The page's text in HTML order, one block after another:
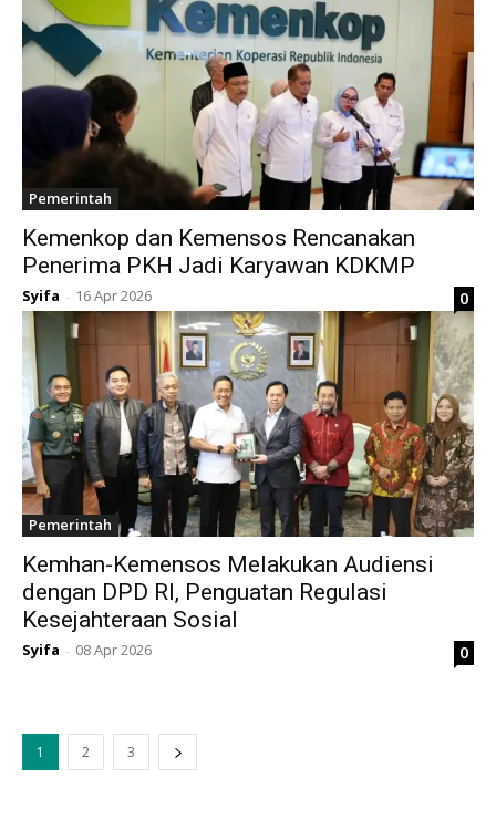
Pemerintah
Kemenkop dan Kemensos Rencanakan
Penerima PKH Jadi Karyawan KDKMP
Syifa - 16 Apr 2026 0
Pemerintah
Kemhan-Kemensos Melakukan Audiensi
dengan DPD RI, Penguatan Regulasi
Kesejahteraan Sosial
Syifa - 08 Apr 2026 0
1 2 3